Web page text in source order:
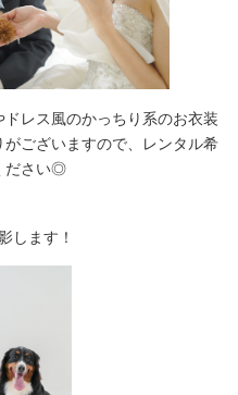
レス風のかっちり系のお衣装
ございますので、レンタル希
ださい◎
します！